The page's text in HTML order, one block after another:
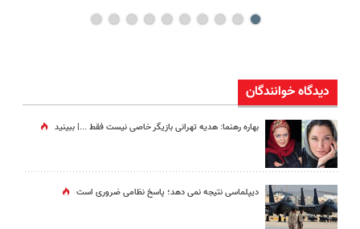
دیدگاه خوانندگان
بهاره رهنما: هدیه تهرانی بازیگر خاصی نیست فقط ...|‌ ببینید
دیپلماسی نتیجه‌ نمی دهد؛ پاسخ نظامی ضروری است